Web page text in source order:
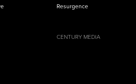
Resurgence
CENTURY MEDIA